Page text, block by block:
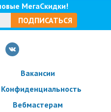
МегаСкидки!
ПОДПИСАТЬСЯ
Вакансии
Конфиденциальность
Вебмастерам